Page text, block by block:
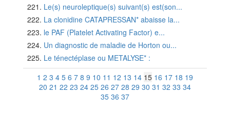
Le(s) neuroleptique(s) suivant(s) est(son...
La clonidine CATAPRESSAN* abaisse la...
le PAF (Platelet Activating Factor) e...
Un diagnostic de maladie de Horton ou...
Le ténectéplase ou METALYSE* :
1 2 3 4 5 6 7 8 9 10 11 12 13 14 15 16 17 18 19
20 21 22 23 24 25 26 27 28 29 30 31 32 33 34
35 36 37